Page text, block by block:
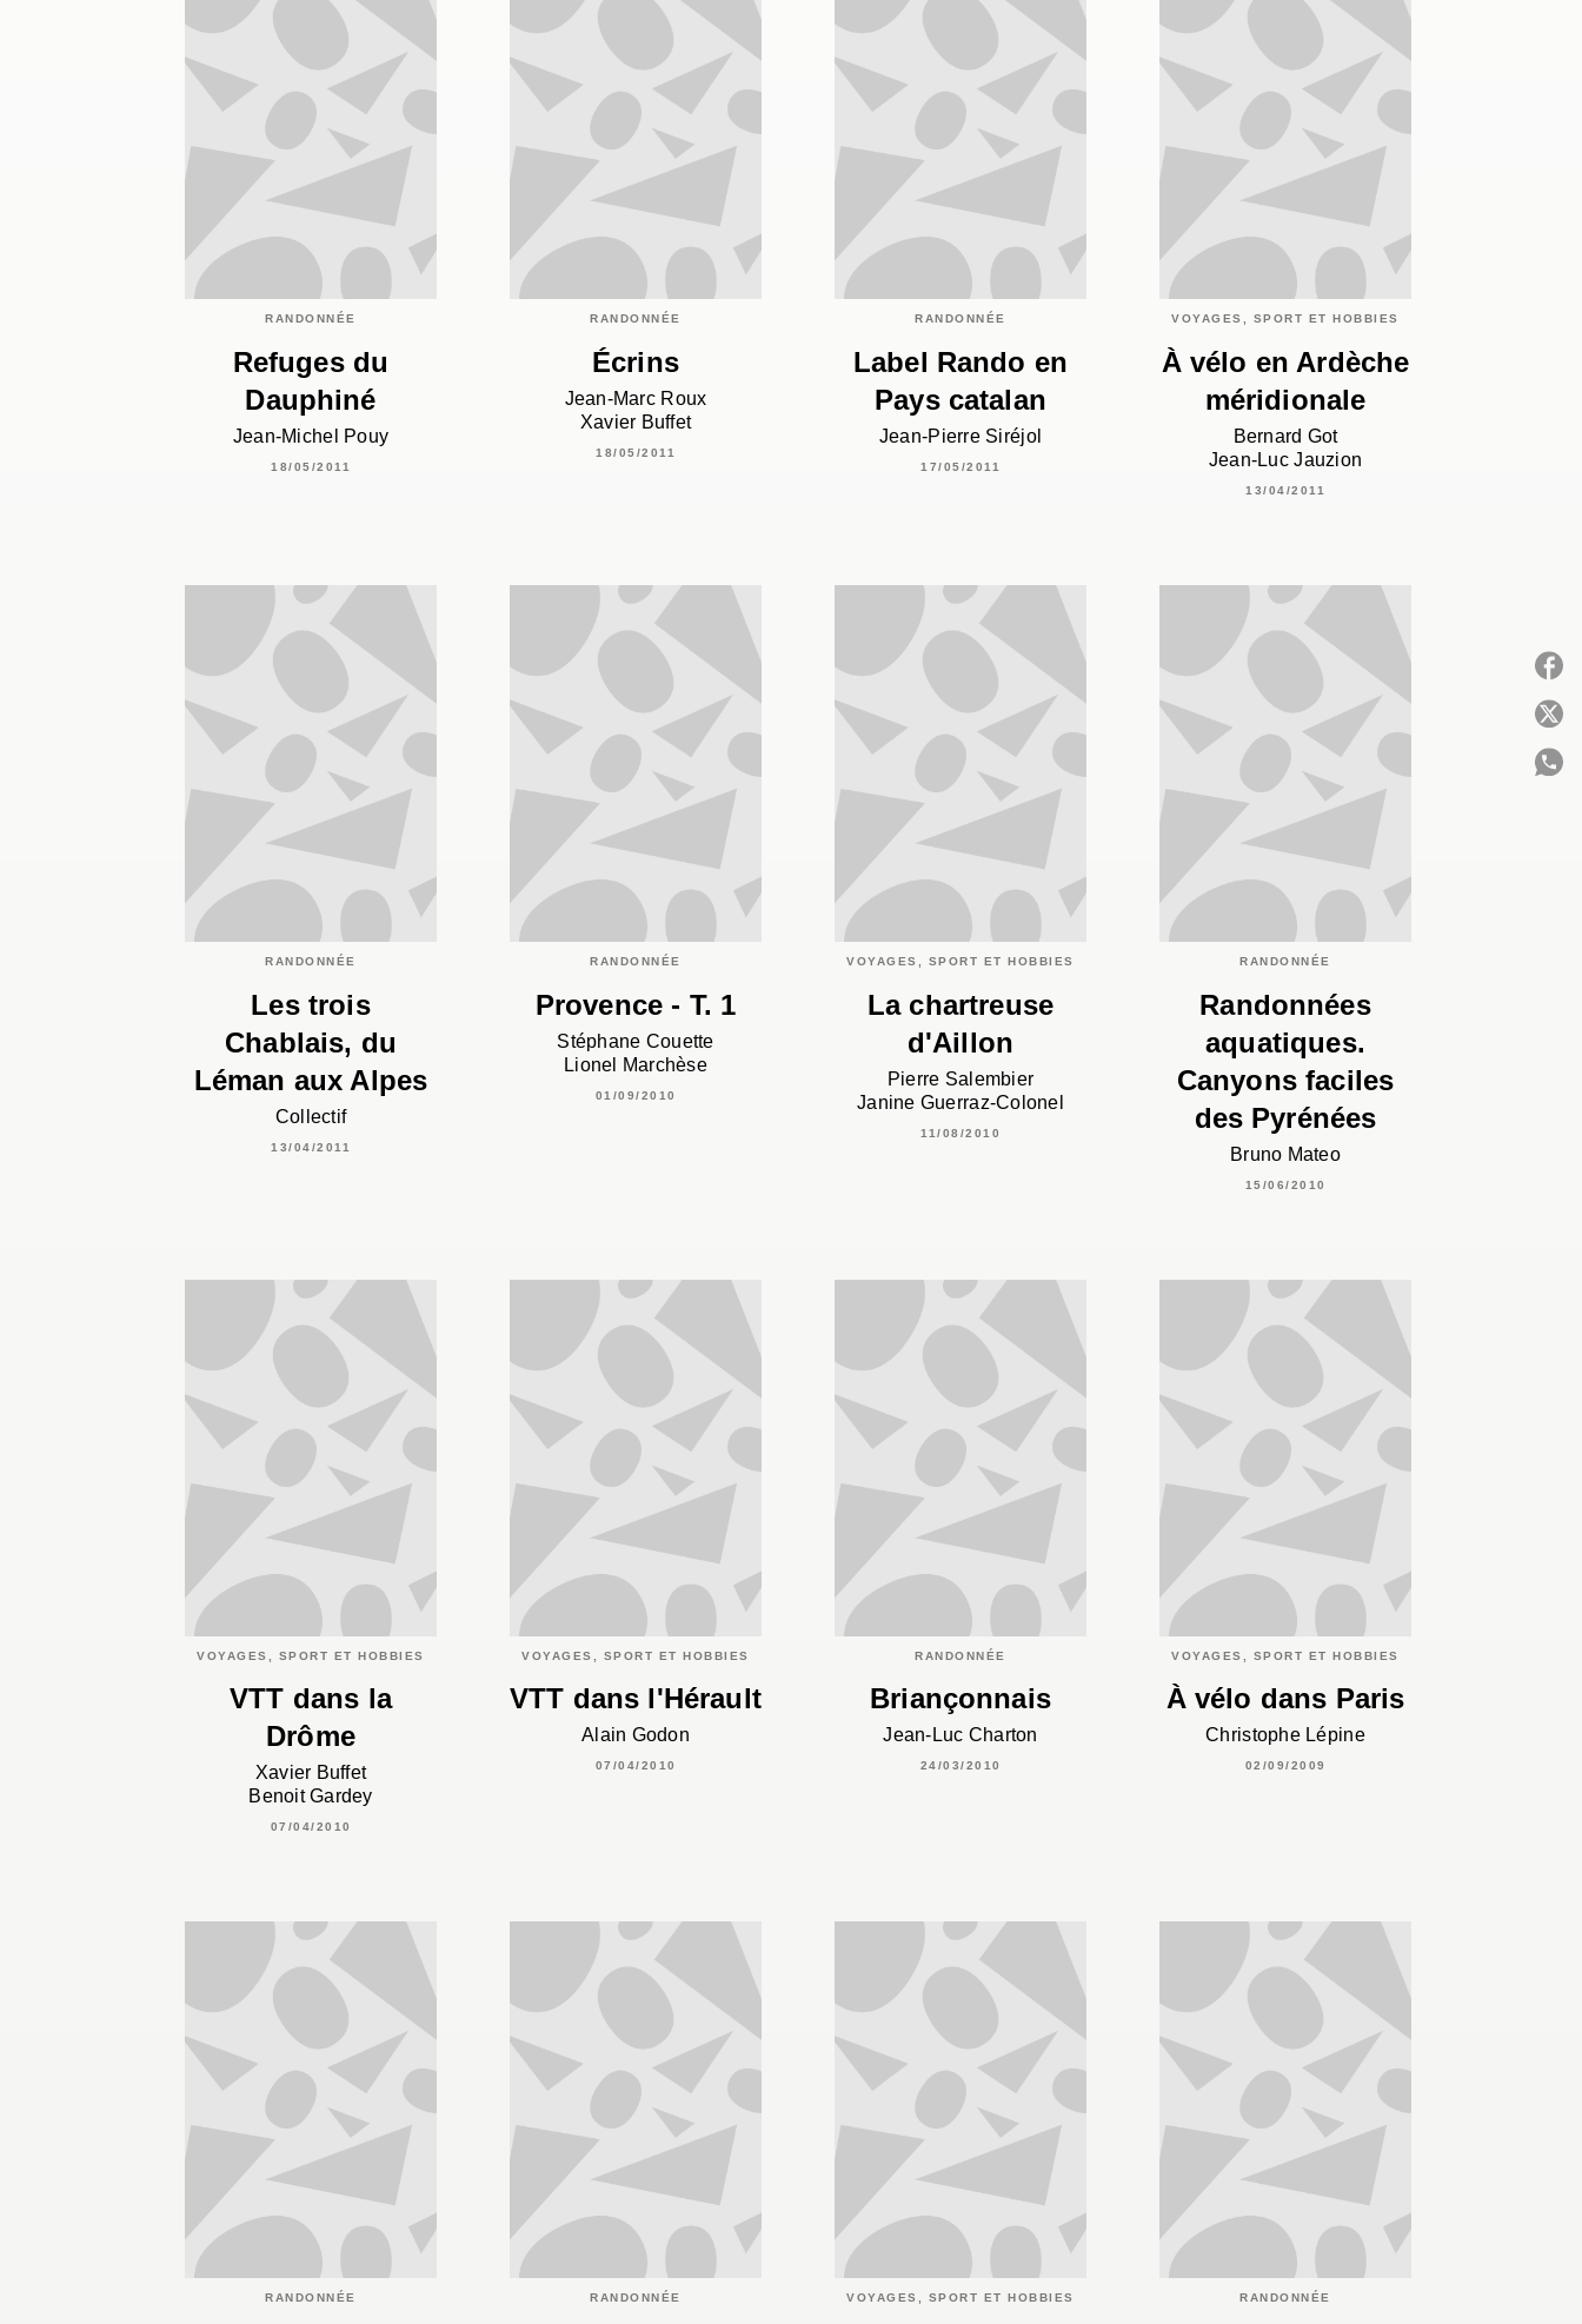
RANDONNÉE
Refuges du
Dauphiné
Jean-Michel Pouy
18/05/2011
RANDONNÉE
Écrins
Jean-Marc Roux
Xavier Buffet
18/05/2011
RANDONNÉE
Label Rando en
Pays catalan
Jean-Pierre Siréjol
17/05/2011
VOYAGES, SPORT ET HOBBIES
À vélo en Ardèche
méridionale
Bernard Got
Jean-Luc Jauzion
13/04/2011
RANDONNÉE
Les trois
Chablais, du
Léman aux Alpes
Collectif
13/04/2011
RANDONNÉE
Provence - T. 1
Stéphane Couette
Lionel Marchèse
01/09/2010
VOYAGES, SPORT ET HOBBIES
La chartreuse
d'Aillon
Pierre Salembier
Janine Guerraz-Colonel
11/08/2010
RANDONNÉE
Randonnées
aquatiques.
Canyons faciles
des Pyrénées
Bruno Mateo
15/06/2010
VOYAGES, SPORT ET HOBBIES
VTT dans la
Drôme
Xavier Buffet
Benoit Gardey
07/04/2010
VOYAGES, SPORT ET HOBBIES
VTT dans l'Hérault
Alain Godon
07/04/2010
RANDONNÉE
Briançonnais
Jean-Luc Charton
24/03/2010
VOYAGES, SPORT ET HOBBIES
À vélo dans Paris
Christophe Lépine
02/09/2009
RANDONNÉE RANDONNÉE VOYAGES, SPORT ET HOBBIES RANDONNÉE